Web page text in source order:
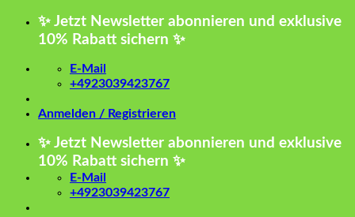
Zum
✨ Jetzt Newsletter abonnieren und exklusive
10% Rabatt sichern ✨
E-Mail
+4923039423767
Anmelden / Registrieren
✨ Jetzt Newsletter abonnieren und exklusive
10% Rabatt sichern ✨
E-Mail
+4923039423767